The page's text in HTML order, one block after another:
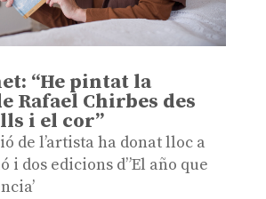
“He pintat la
Rafael Chirbes des
i el cor”
de l’artista ha donat lloc a
i dos edicions d”El año que